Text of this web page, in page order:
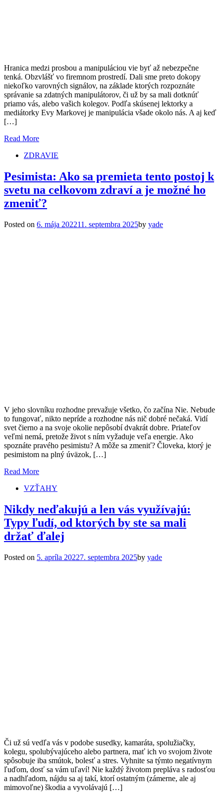
Hranica medzi prosbou a manipuláciou vie byť až nebezpečne
tenká. Obzvlášť vo firemnom prostredí. Dali sme preto dokopy
niekoľko varovných signálov, na základe ktorých rozpoznáte
správanie sa zdatných manipulátorov, či už by sa mali dotknúť
priamo vás, alebo vašich kolegov. Podľa skúsenej lektorky a
mediátorky Evy Markovej je manipulácia všade okolo nás. A aj keď
[…]
Read More
ZDRAVIE
Pesimista: Ako sa premieta tento postoj k
svetu na celkovom zdraví a je možné ho
zmeniť?
Posted on 6. mája 202211. septembra 2025by yade
V jeho slovníku rozhodne prevažuje všetko, čo začína Nie. Nebude
to fungovať, nikto nepríde a rozhodne nás nič dobré nečaká. Vidí
svet čierno a na svoje okolie nepôsobí dvakrát dobre. Priateľov
veľmi nemá, pretože život s ním vyžaduje veľa energie. Ako
spoznáte pravého pesimistu? A môže sa zmeniť? Človeka, ktorý je
pesimistom na plný úväzok, […]
Read More
VZŤAHY
Nikdy neďakujú a len vás využívajú:
Typy ľudí, od ktorých by ste sa mali
držať ďalej
Posted on 5. apríla 20227. septembra 2025by yade
Či už sú vedľa vás v podobe susedky, kamaráta, spolužiačky,
kolegu, spolubývajúceho alebo partnera, mať ich vo svojom živote
spôsobuje iba smútok, bolesť a stres. Vyhnite sa týmto negatívnym
ľuďom, dosť sa vám uľaví! Nie každý životom prepláva s radosťou
a nadhľadom, nájdu sa aj takí, ktorí ostatným (zámerne, ale aj
mimovoľne) škodia a vyvolávajú […]